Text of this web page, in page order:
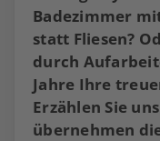
Badezimmer
statt Fliesen?
durch
Jahre Ihre
Erzählen Sie
übernehmen